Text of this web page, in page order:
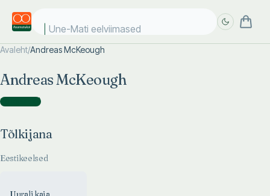
Une-Mati eelviimased k
Avaleht/Andreas McKeough
Andreas McKeough
Tõlkijana )
Tõlkijana
Eestikeelsed